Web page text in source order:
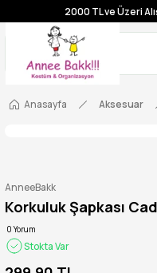
2000 TL ve Üzeri
Anasayfa Aksesuar
AnneeBakk
Korkuluk Şapkası
0 Yorum
Stokta Var